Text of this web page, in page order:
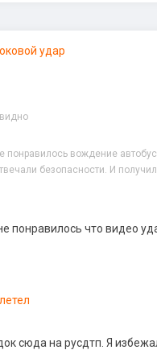
удар
понравилось вождение
безопасности. И
понравилось что видео
сюда на русдтп. Я